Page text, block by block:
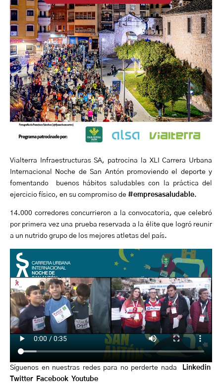
Vialterra Infraestructuras SA, patrocina la XLI Carrera Urbana
Internacional Noche de San Antón promoviendo el deporte y
fomentando buenos hábitos saludables con la práctica del
ejercicio físico, en su compromiso de #empresasaludable.
14.000 corredores concurrieron a la convocatoria, que celebró
por primera vez una prueba reservada a la élite que logró reunir
a un nutrido grupo de los mejores atletas del país.
Síguenos en nuestras redes para no perderte nada
Linkedin
Twitter
Facebook Youtube